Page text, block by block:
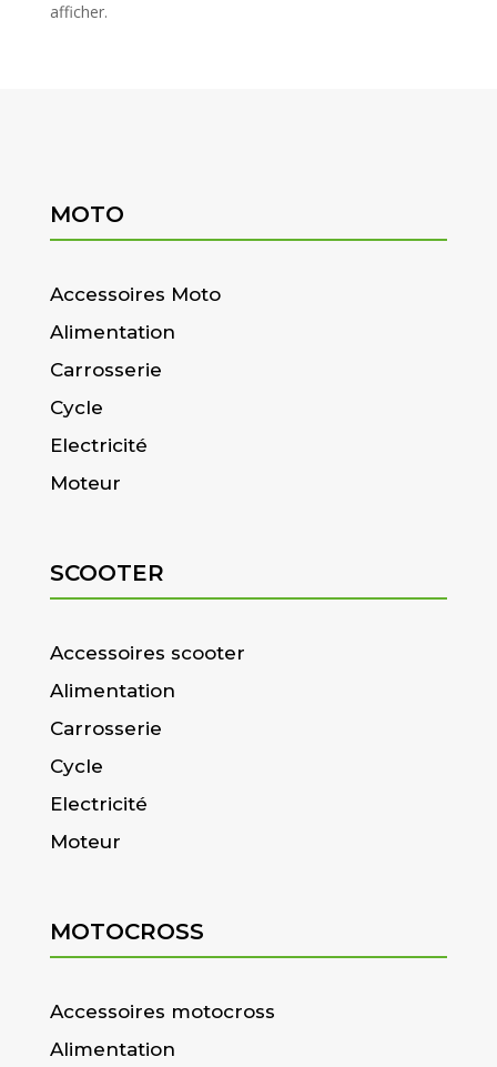
afficher.
MOTO
Accessoires Moto
Alimentation
Carrosserie
Cycle
Electricité
Moteur
SCOOTER
Accessoires scooter
Alimentation
Carrosserie
Cycle
Electricité
Moteur
MOTOCROSS
Accessoires motocross
Alimentation